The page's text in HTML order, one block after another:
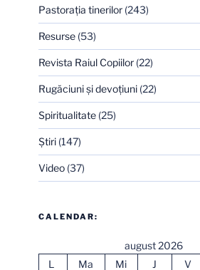
Pastoraţia tinerilor(243)
Resurse(53)
Revista Raiul Copiilor(22)
Rugăciuni şi devoţiuni(22)
Spiritualitate(25)
Ştiri(147)
Video(37)
CALENDAR:
august 2026
L
Ma Mi J V